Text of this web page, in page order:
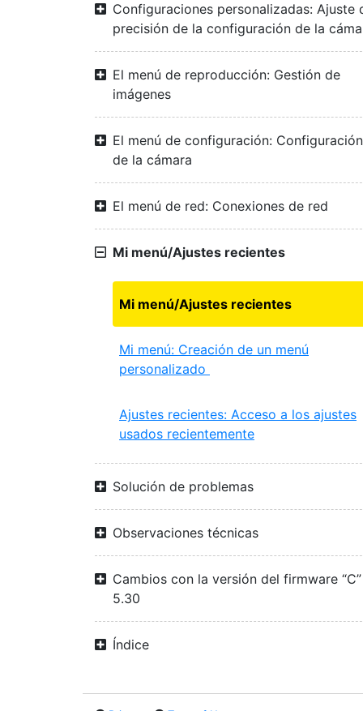
Configuraciones personalizadas: Ajuste
precisión de la configuración de la
El menú de reproducción: Gestión de
imágenes
El menú de configuración: Configuración
de la cámara
El menú de red: Conexiones de red
Mi menú/Ajustes recientes
Mi menú/Ajustes recientes
Mi menú: Creación de un menú
personalizado
Ajustes recientes: Acceso a los ajustes
usados recientemente
Solución de problemas
Observaciones técnicas
Cambios con la versión del firmware “C”
5.30
Índice